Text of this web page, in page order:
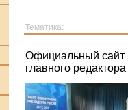
Тематика:
Официальный сайт
главного